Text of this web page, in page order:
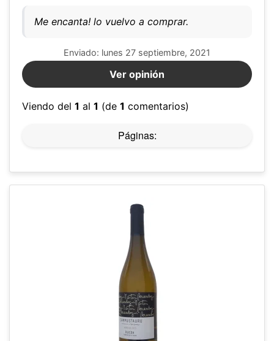
Me encanta! lo vuelvo a comprar.
Enviado: lunes 27 septiembre, 2021
Ver opinión
Viendo del 1 al 1 (de 1 comentarios)
Páginas: